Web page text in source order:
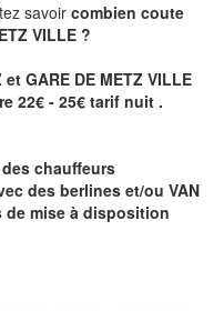
savoir combien coute
VILLE ?
GARE DE METZ VILLE
22€ - 25€ tarif nuit .
chauffeurs
des berlines et/ou VAN
mise à disposition